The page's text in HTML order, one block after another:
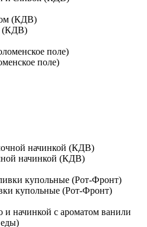
(КДВ)
поле)
начинкой (КДВ)
купольные (Рот-Фронт)